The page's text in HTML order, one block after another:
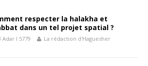
respecter la halakha et
dans un tel projet spatial ?
Adar I 5779 La rédaction d'Haguesher